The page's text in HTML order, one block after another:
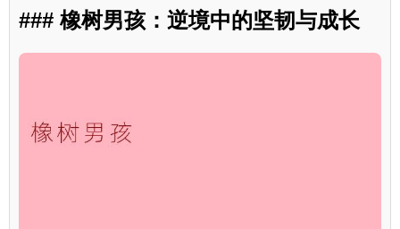
### 橡树男孩：逆境中的坚韧与成长